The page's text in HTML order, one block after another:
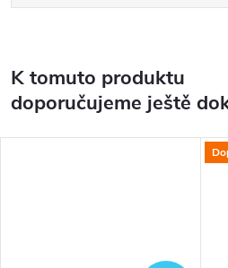
K tomuto produktu
doporučujeme ještě